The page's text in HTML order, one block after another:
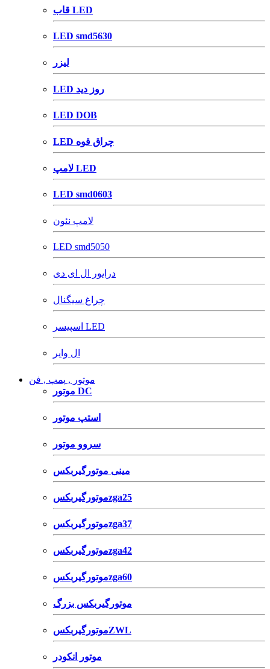
قاب LED
LED smd5630
لیزر
LED روز دید
LED DOB
LED چراق قوه
لامپ LED
LED smd0603
لامپ نئون
LED smd5050
درایور ال ای دی
چراغ سیگنال
اسپیسر LED
ال وایر
موتور , پمپ , فن
موتور DC
استپ موتور
سروو موتور
مینی موتورگیربکس
موتورگیربکسzga25
موتورگیربکسzga37
موتورگیربکسzga42
موتورگیربکسzga60
موتورگیربکس بزرگ
موتورگیربکسZWL
موتور انکودر